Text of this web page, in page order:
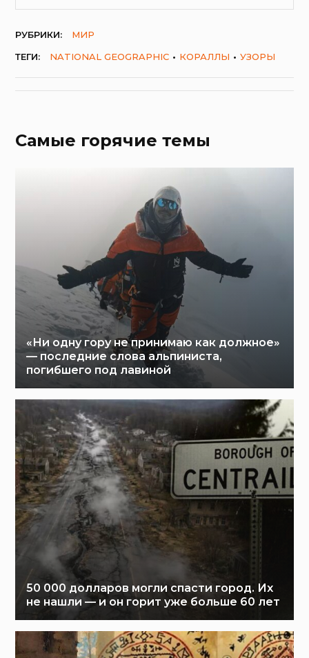
РУБРИКИ:
МИР
ТЕГИ:
NATIONAL GEOGRAPHIC КОРАЛЛЫ УЗОРЫ
Самые горячие темы
«Ни одну гору не принимаю как должное»
— последние слова альпиниста,
погибшего под лавиной
50 000 долларов могли спасти город. Их
не нашли — и он горит уже больше 60 лет